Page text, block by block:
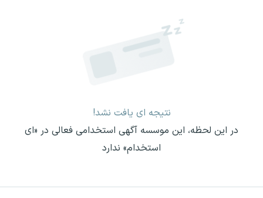
نتیجه ای یافت نشد!
در این لحظه، این موسسه آگهی استخدامی فعالی در «ای
استخدام» ندارد